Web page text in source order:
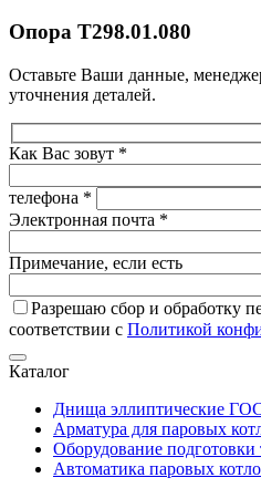
Опора Т298.01.080
Оставьте Ваши данные,
уточнения деталей.
Как Вас зовут *
телефона *
Электронная почта *
Примечание, если есть
Разрешаю сбор и обработку
соответствии с Политикой
Каталог
Днища эллиптические
Арматура для паровых
Оборудование подготовки
Автоматика паровых